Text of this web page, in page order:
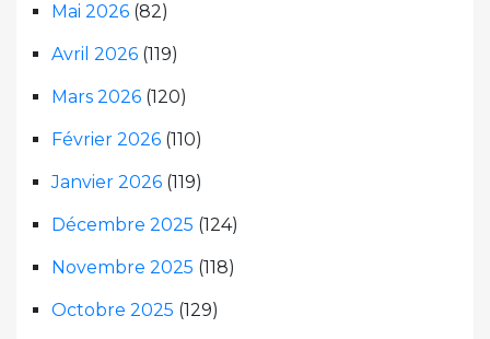
Mai 2026 (82)
Avril 2026 (119)
Mars 2026 (120)
Février 2026 (110)
Janvier 2026 (119)
Décembre 2025 (124)
Novembre 2025 (118)
Octobre 2025 (129)